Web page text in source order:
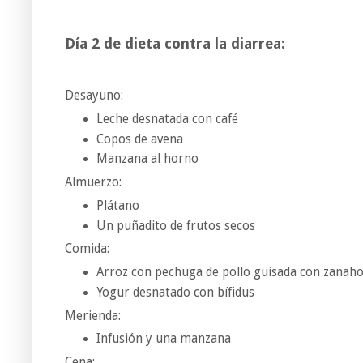
Día 2 de dieta contra la diarrea:
Desayuno:
Leche desnatada con café
Copos de avena
Manzana al horno
Almuerzo:
Plátano
Un puñadito de frutos secos
Comida:
Arroz con pechuga de pollo guisada con
Yogur desnatado con bífidus
Merienda:
Infusión y una manzana